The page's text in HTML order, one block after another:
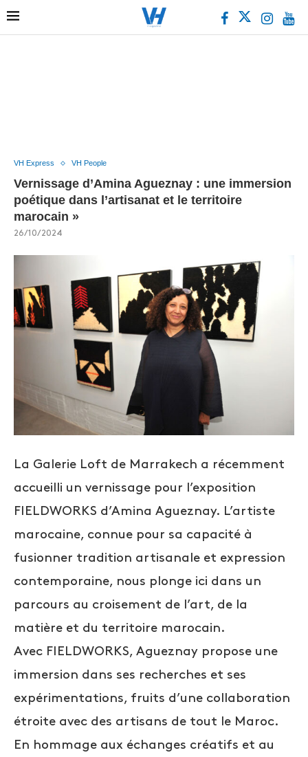
VH Express VH People
Vernissage d’Amina Agueznay : une immersion
poétique dans l’artisanat et le territoire
marocain »
26/10/2024
La Galerie Loft de Marrakech a récemment
accueilli un vernissage pour l’exposition
FIELDWORKS d’Amina Agueznay. L’artiste
marocaine, connue pour sa capacité à
fusionner tradition artisanale et expression
contemporaine, nous plonge ici dans un
parcours au croisement de l’art, de la
matière et du territoire marocain.
Avec FIELDWORKS, Agueznay propose une
immersion dans ses recherches et ses
expérimentations, fruits d’une collaboration
étroite avec des artisans de tout le Maroc.
En hommage aux échanges créatifs et au